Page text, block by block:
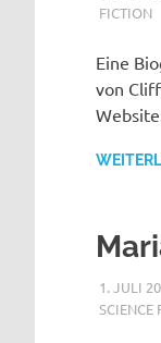
FICTION
Eine
von
1. JULI
SCIENCE